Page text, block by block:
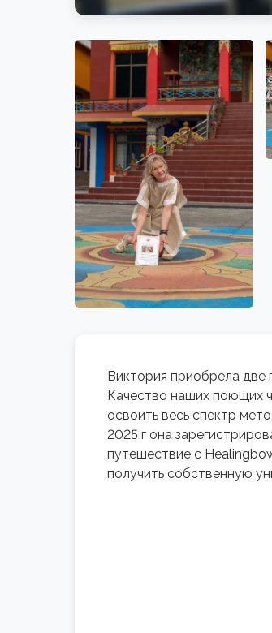
Виктория приобрела две
Качество наших поющих
освоить весь спектр
2025 г она
путешествие с
получить собственную